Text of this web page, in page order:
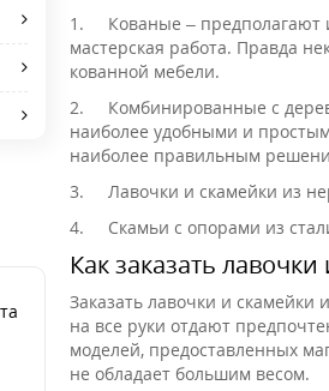
1.
Кованые – предполагают
мастерская работа. Правда
кованной мебели.
2.
Комбинированные с
наиболее удобными и
наиболее правильным
3.
Лавочки и скамейки из
4.
Скамьи с опорами из
Как заказать
Заказать лавочки и
на все руки отдают
моделей, предоставленных
не обладает большим весом.